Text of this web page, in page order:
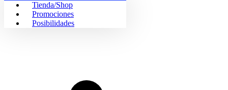
Tienda/Shop
Promociones
Posibilidades